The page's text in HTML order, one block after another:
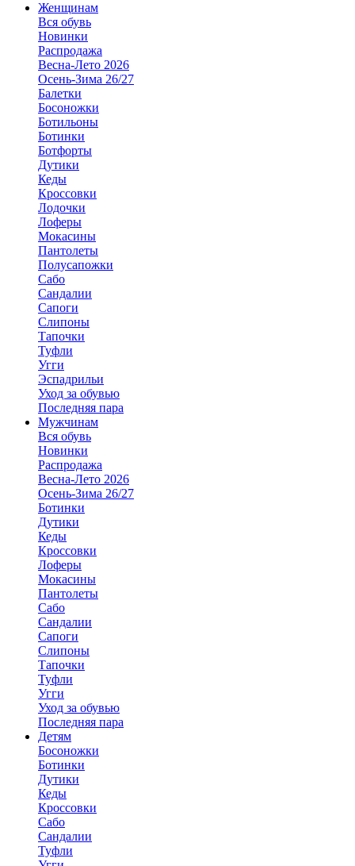
Женщинам
Вся обувь
Новинки
Распродажа
Весна-Лето 2026
Осень-Зима 26/27
Балетки
Босоножки
Ботильоны
Ботинки
Ботфорты
Дутики
Кеды
Кроссовки
Лодочки
Лоферы
Мокасины
Пантолеты
Полусапожки
Сабо
Сандалии
Сапоги
Слипоны
Тапочки
Туфли
Угги
Эспадрильи
Уход за обувью
Последняя пара
Мужчинам
Вся обувь
Новинки
Распродажа
Весна-Лето 2026
Осень-Зима 26/27
Ботинки
Дутики
Кеды
Кроссовки
Лоферы
Мокасины
Пантолеты
Сабо
Сандалии
Сапоги
Слипоны
Тапочки
Туфли
Угги
Уход за обувью
Последняя пара
Детям
Босоножки
Ботинки
Дутики
Кеды
Кроссовки
Сабо
Сандалии
Туфли